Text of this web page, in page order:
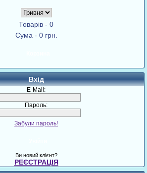
Товарів - 0
Сума - 0 грн.
Вхід
E-Mail:
Пароль:
Забули пароль!
Ви новий клієнт?
РЕЄСТРАЦІЯ